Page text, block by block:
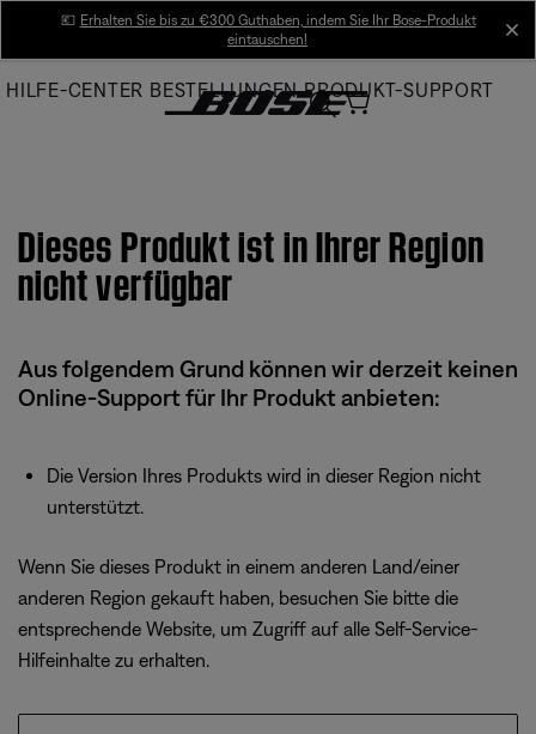
Main
💶 Erhalten Sie bis zu €300 Guthaben, indem Sie Ihr Bose-Produkt
eintauschen!
HILFE-CENTER BESTELLUNGEN PRODUKT-SUPPORT
Dieses Produkt ist in Ihrer Region
nicht verfügbar
Aus folgendem Grund können wir derzeit keinen
Online-Support für Ihr Produkt anbieten:
Die Version Ihres Produkts wird in dieser Region nicht
unterstützt.
Wenn Sie dieses Produkt in einem anderen Land/einer
anderen Region gekauft haben, besuchen Sie bitte die
entsprechende Website, um Zugriff auf alle Self-Service-
Hilfeinhalte zu erhalten.